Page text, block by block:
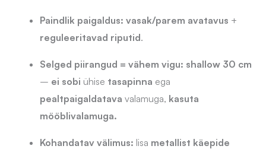
Paindlik paigaldus: vasak/parem avatavus +
reguleeritavad riputid.
Selged piirangud = vähem vigu: shallow 30 cm
– ei sobi ühise tasapinna ega
pealtpaigaldatava valamuga, kasuta
mööblivalamuga.
Kohandatav välimus: lisa metallist käepide